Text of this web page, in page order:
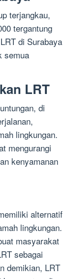
terjangkau,
tergantung
di Surabaya
semua
LRT
di
lingkungan.
mengurangi
kenyamanan
alternatif
lingkungan.
masyarakat
sebagai
demikian, LRT